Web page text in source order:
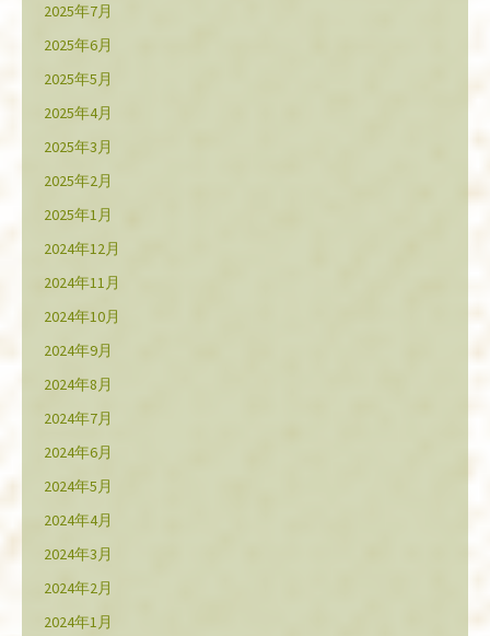
2025年7月
2025年6月
2025年5月
2025年4月
2025年3月
2025年2月
2025年1月
2024年12月
2024年11月
2024年10月
2024年9月
2024年8月
2024年7月
2024年6月
2024年5月
2024年4月
2024年3月
2024年2月
2024年1月